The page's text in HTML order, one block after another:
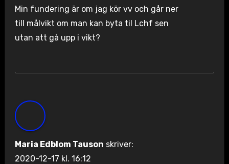
Min fundering är om jag kör vv och går ner
till målvikt om man kan byta til Lchf sen
utan att gå upp i vikt?
Maria Edblom Tauson skriver:
2020-12-17 kl. 16:12